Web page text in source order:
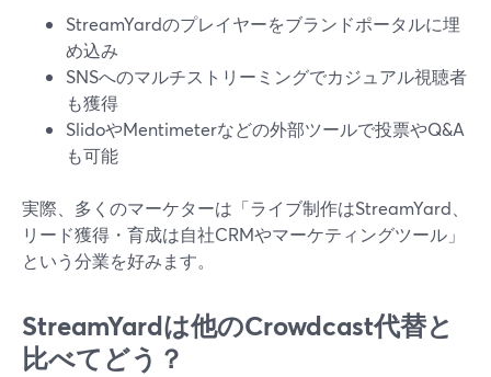
StreamYardのプレイヤーをブランドポータルに埋
め込み
SNSへのマルチストリーミングでカジュアル視聴者
も獲得
SlidoやMentimeterなどの外部ツールで投票やQ&A
も可能
実際、多くのマーケターは「ライブ制作はStreamYard、
リード獲得・育成は自社CRMやマーケティングツール」
という分業を好みます。
StreamYardは他のCrowdcast代替と
比べてどう？